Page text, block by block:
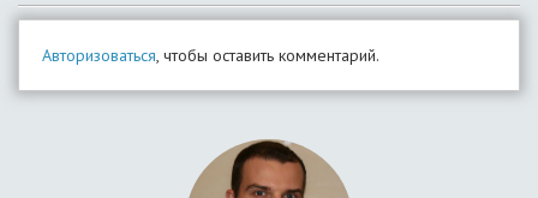
Авторизоваться, чтобы оставить комментарий.